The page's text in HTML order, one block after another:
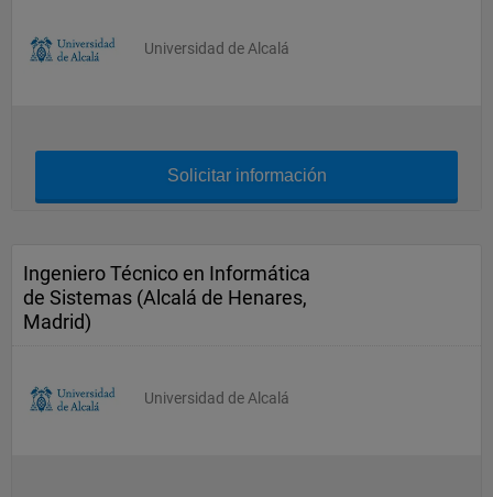
Universidad de Alcalá
Solicitar información
Ingeniero Técnico en Informática
de Sistemas (Alcalá de Henares,
Madrid)
Universidad de Alcalá